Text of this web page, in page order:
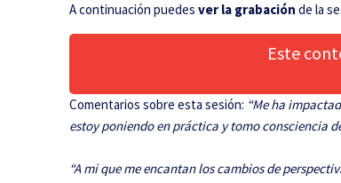
A continuación puedes ver la grabación de la
Este
Comentarios sobre esta sesión: “Me ha
estoy poniendo en práctica y tomo consciencia
“A mi que me encantan los cambios de